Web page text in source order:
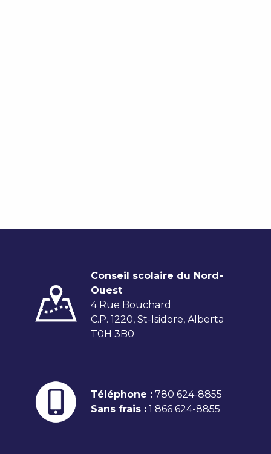
Conseil scolaire du Nord-
Ouest
4 Rue Bouchard
C.P. 1220, St-Isidore, Alberta
T0H 3B0
Téléphone : 780 624-8855
Sans frais : 1 866 624-8855